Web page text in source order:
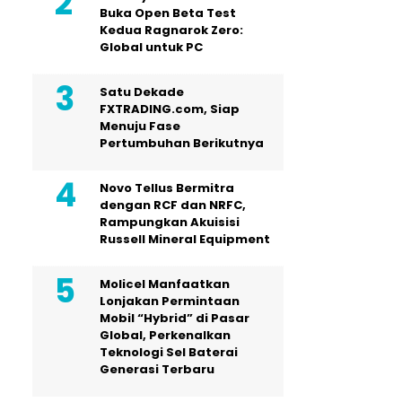
Buka Open Beta Test
Kedua Ragnarok Zero:
Global untuk PC
Satu Dekade
FXTRADING.com, Siap
Menuju Fase
Pertumbuhan Berikutnya
Novo Tellus Bermitra
dengan RCF dan NRFC,
Rampungkan Akuisisi
Russell Mineral Equipment
Molicel Manfaatkan
Lonjakan Permintaan
Mobil “Hybrid” di Pasar
Global, Perkenalkan
Teknologi Sel Baterai
Generasi Terbaru